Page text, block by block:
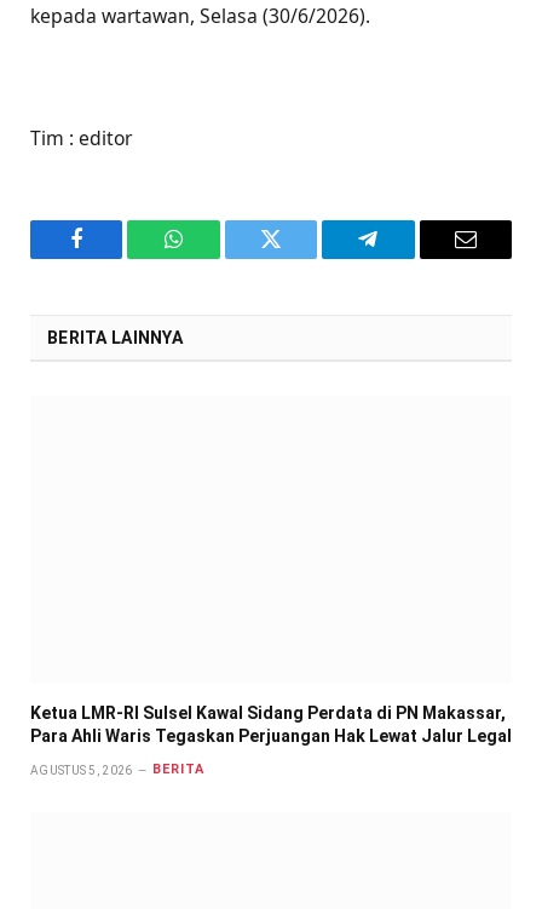
kepada wartawan, Selasa (30/6/2026).
Tim : editor
Facebook WhatsAppTwitter Telegram Email
BERITA LAINNYA
Ketua LMR-RI Sulsel Kawal Sidang Perdata di PN Makassar,
Para Ahli Waris Tegaskan Perjuangan Hak Lewat Jalur Legal
AGUSTUS 5, 2026 BERITA